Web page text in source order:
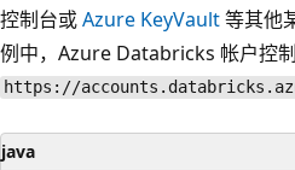
控制台或Azure KeyVault等其他
例中，Azure Databricks 帐户控
https://
java